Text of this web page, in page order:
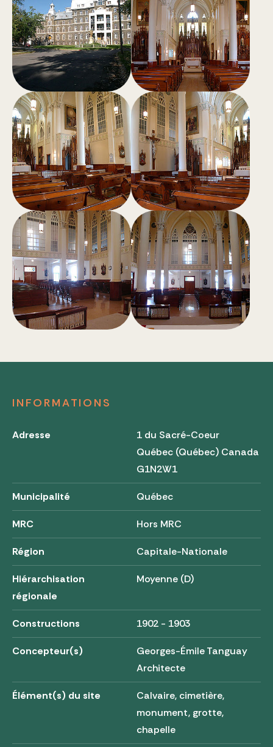
INFORMATIONS
Adresse
1 du Sacré-Coeur
Québec (Québec) Canada
G1N2W1
Municipalité Québec
MRC Hors MRC
Région Capitale-Nationale
Hiérarchisation
régionale
Moyenne (D)
Constructions 1902 - 1903
Concepteur(s)
Georges-Émile Tanguay
Architecte
Élément(s) du site
Calvaire, cimetière,
monument, grotte,
chapelle